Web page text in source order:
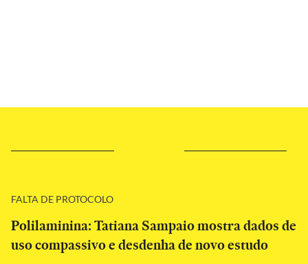
FALTA DE PROTOCOLO
Polilaminina: Tatiana Sampaio mostra dados de
uso compassivo e desdenha de novo estudo